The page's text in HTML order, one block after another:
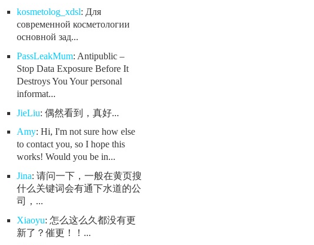
kosmetolog_xdsl: Для
современной косметологии
основной зад...
PassLeakMum: Antipublic –
Stop Data Exposure Before It
Destroys You Your personal
informat...
JieLiu: 偶然看到，真好...
Amy: Hi, I'm not sure how else
to contact you, so I hope this
works! Would you be in...
Jina: 请问一下，一般在黄页搜
什么关键词会有通下水道的公
司，...
Xiaoyu: 怎么这么久都没有更
新了？催更！！...